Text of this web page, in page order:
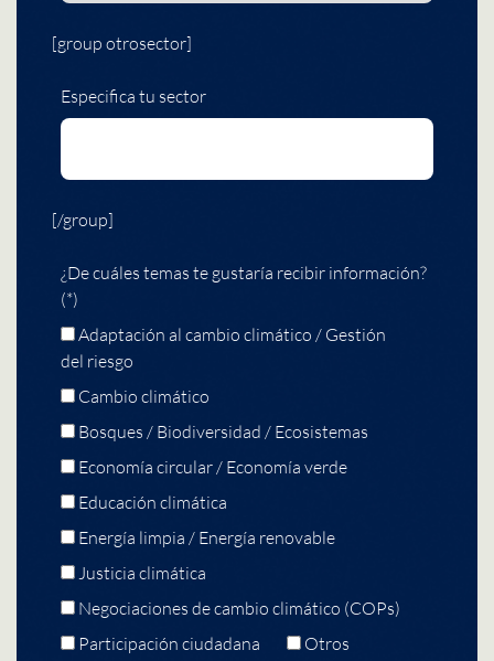
[group otrosector]
Especifica tu sector
[/group]
¿De cuáles temas te gustaría recibir información?
(*)
Adaptación al cambio climático / Gestión
del riesgo
Cambio climático
Bosques / Biodiversidad / Ecosistemas
Economía circular / Economía verde
Educación climática
Energía limpia / Energía renovable
Justicia climática
Negociaciones de cambio climático (COPs)
Participación ciudadana
Otros